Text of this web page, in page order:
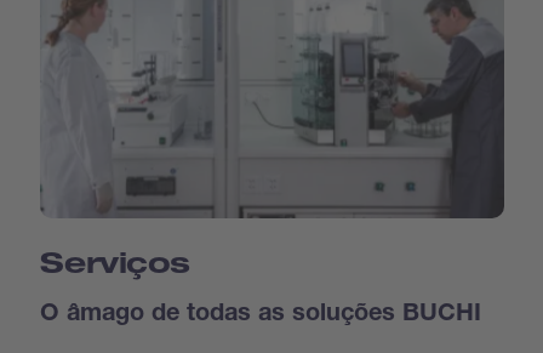
Serviços
O âmago de todas as soluções BUCHI